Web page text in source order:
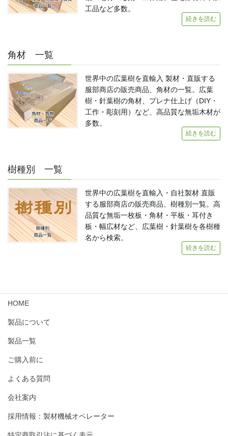
工品など多数。
続きを読む
角材 一覧
世界中の広葉樹を直輸入 製材・直販する
服部商店の販売商品、角材の一覧。広葉
樹・針葉樹の角材、プレナ仕上げ（DIY・
工作・彫刻用）など、高品質な無垢木材が
多数。
続きを読む
樹種別 一覧
世界中の広葉樹を直輸入・自社製材 直販
する服部商店の販売商品、樹種別一覧。高
品質な無垢一枚板・角材・平板・耳付き
板・幅広材など、広葉樹・針葉樹を各樹種
名から検索。
続きを読む
HOME
製品について
製品一覧
ご購入前に
よくある質問
会社案内
採用情報：製材機械オペレーター